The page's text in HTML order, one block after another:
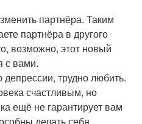
партнёра. Таким
партнёра в другого
возможно, этот новый
с вами.
трудно любить.
счастливым, но
ещё не гарантирует вам